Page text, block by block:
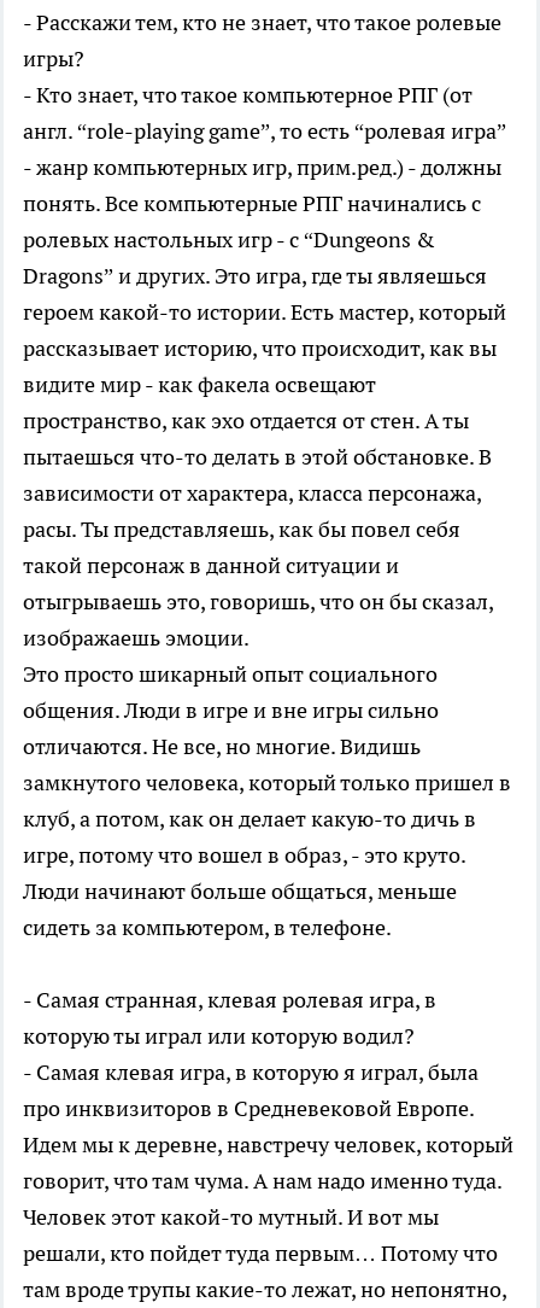
- Расскажи тем, кто не знает, что такое ролевые
игры?
- Кто знает, что такое компьютерное РПГ (от
англ. “role-playing game”, то есть “ролевая игра”
- жанр компьютерных игр, прим.ред.) - должны
понять. Все компьютерные РПГ начинались с
ролевых настольных игр - с “Dungeons &
Dragons” и других. Это игра, где ты являешься
героем какой-то истории. Есть мастер, который
рассказывает историю, что происходит, как вы
видите мир - как факела освещают
пространство, как эхо отдается от стен. А ты
пытаешься что-то делать в этой обстановке. В
зависимости от характера, класса персонажа,
расы. Ты представляешь, как бы повел себя
такой персонаж в данной ситуации и
отыгрываешь это, говоришь, что он бы сказал,
изображаешь эмоции.
Это просто шикарный опыт социального
общения. Люди в игре и вне игры сильно
отличаются. Не все, но многие. Видишь
замкнутого человека, который только пришел в
клуб, а потом, как он делает какую-то дичь в
игре, потому что вошел в образ, - это круто.
Люди начинают больше общаться, меньше
сидеть за компьютером, в телефоне.
- Самая странная, клевая ролевая игра, в
которую ты играл или которую водил?
- Самая клевая игра, в которую я играл, была
про инквизиторов в Средневековой Европе.
Идем мы к деревне, навстречу человек, который
говорит, что там чума. А нам надо именно туда.
Человек этот какой-то мутный. И вот мы
решали, кто пойдет туда первым… Потому что
там вроде трупы какие-то лежат, но непонятно,